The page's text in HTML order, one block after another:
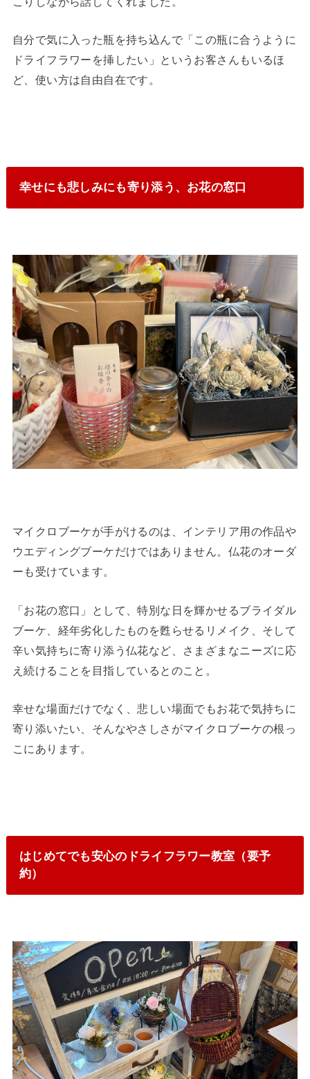
自分で気に入った瓶を持ち込んで「この瓶に合うように
ドライフラワーを挿したい」というお客さんもいるほ
ど、使い方は自由自在です。
幸せにも悲しみにも寄り添う、お花の窓口
マイクロブーケが手がけるのは、インテリア用の作品や
ウエディングブーケだけではありません。仏花のオーダ
ーも受けています。
「お花の窓口」として、特別な日を輝かせるブライダル
ブーケ、経年劣化したものを甦らせるリメイク、そして
辛い気持ちに寄り添う仏花など、さまざまなニーズに応
え続けることを目指しているとのこと。
幸せな場面だけでなく、悲しい場面でもお花で気持ちに
寄り添いたい、そんなやさしさがマイクロブーケの根っ
こにあります。
はじめてでも安心のドライフラワー教室（要予
約）